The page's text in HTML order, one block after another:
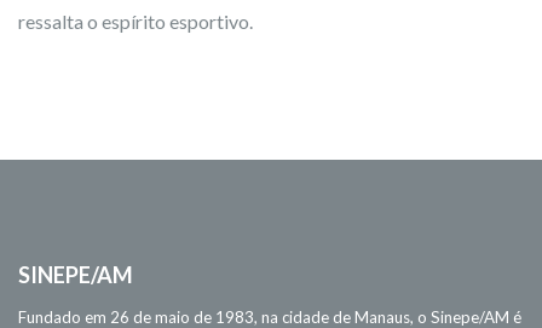
ressalta o espírito esportivo.
SINEPE/AM
Fundado em 26 de maio de 1983, na cidade de Manaus, o Sinepe/AM é